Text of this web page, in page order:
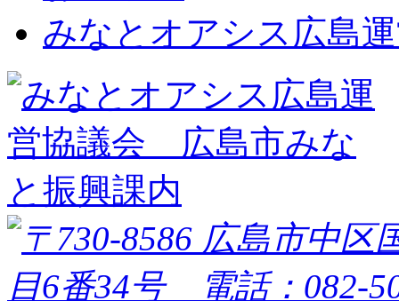
みなとオアシス広島